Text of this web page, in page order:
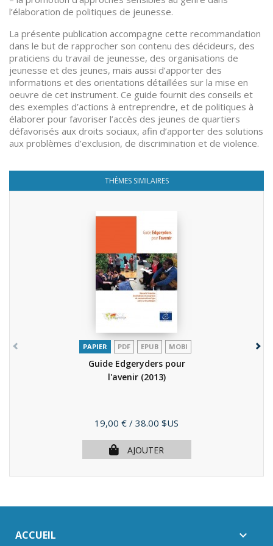
l’élaboration de politiques de jeunesse.
La présente publication accompagne cette recommandation
dans le but de rapprocher son contenu des décideurs, des
praticiens du travail de jeunesse, des organisations de
jeunesse et des jeunes, mais aussi d’apporter des
informations et des orientations détaillées sur la mise en
oeuvre de cet instrument. Ce guide fournit des conseils et
des exemples d’actions à entreprendre, et de politiques à
élaborer pour favoriser l’accès des jeunes de quartiers
défavorisés aux droits sociaux, afin d’apporter des solutions
aux problèmes d’exclusion, de discrimination et de violence.
THÈMES SIMILAIRES
PAPIER PDF EPUB MOBI
Guide Edgeryders pour
l'avenir (2013)
Prix
19,00 € / 38.00 $US
AJOUTER
ACCUEIL 